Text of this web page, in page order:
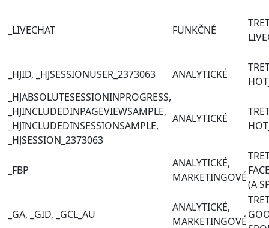
_LIVECHAT FUNKČNÉ
_HJID, _HJSESSIONUSER_2373063 ANALYTICKÉ
_HJABSOLUTESESSIONINPROGRESS,
_HJINCLUDEDINPAGEVIEWSAMPLE,
_HJINCLUDEDINSESSIONSAMPLE,
_HJSESSION_2373063
ANALYTICKÉ
_FBP
ANALYTICKÉ,
MARKETINGOVÉ
(A
_GA, _GID, _GCL_AU
ANALYTICKÉ,
MARKETINGOVÉ